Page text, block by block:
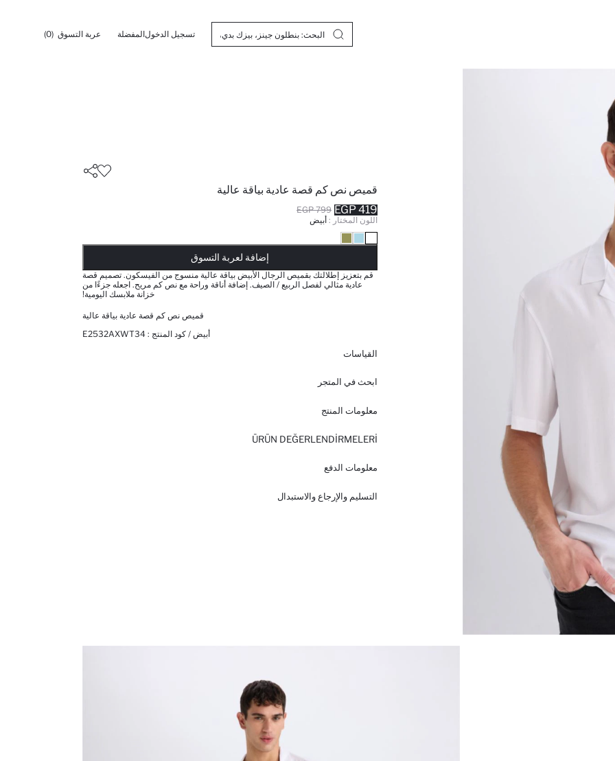
تسجيل الدخولالمفضلة عربة التسوق (0)
قميص نص كم قصة عادية بياقة عالية
799 EGP 419 EGP
اللون المختار : أبيض
إضافة لعربة التسوق
قم بتعزيز إطلالتك بقميص الرجال الأبيض بياقة عالية منسوج من الفيسكون. تصميم قصة
عادية مثالي لفصل الربيع / الصيف. إضافة أناقة وراحة مع نص كم مريح. اجعله جزءًا من
خزانة ملابسك اليومية!
قميص نص كم قصة عادية بياقة عالية
أبيض / كود المنتج : E2532AXWT34
القياسات
ابحث في المتجر
معلومات المنتج
ÜRÜN DEĞERLENDİRMELERİ
معلومات الدفع
التسليم والإرجاع والاستبدال